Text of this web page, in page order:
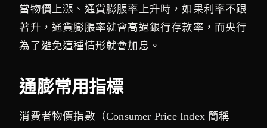
當物價上漲、通貨膨脹率上升時，如果利率不跟
著升，通貨膨脹率就會高過銀行存款率，而央行
為了避免這種情形就會加息。
通膨常用指標
消費者物價指數（Consumer Price Index 簡稱